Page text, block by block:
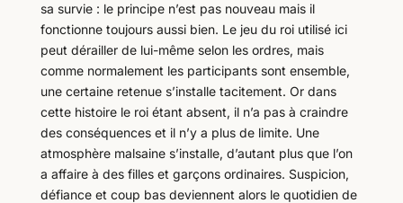
sa survie : le principe n’est pas nouveau mais il
fonctionne toujours aussi bien. Le jeu du roi utilisé ici
peut dérailler de lui-même selon les ordres, mais
comme normalement les participants sont ensemble,
une certaine retenue s’installe tacitement. Or dans
cette histoire le roi étant absent, il n’a pas à craindre
des conséquences et il n’y a plus de limite. Une
atmosphère malsaine s’installe, d’autant plus que l’on
a affaire à des filles et garçons ordinaires. Suspicion,
défiance et coup bas deviennent alors le quotidien de